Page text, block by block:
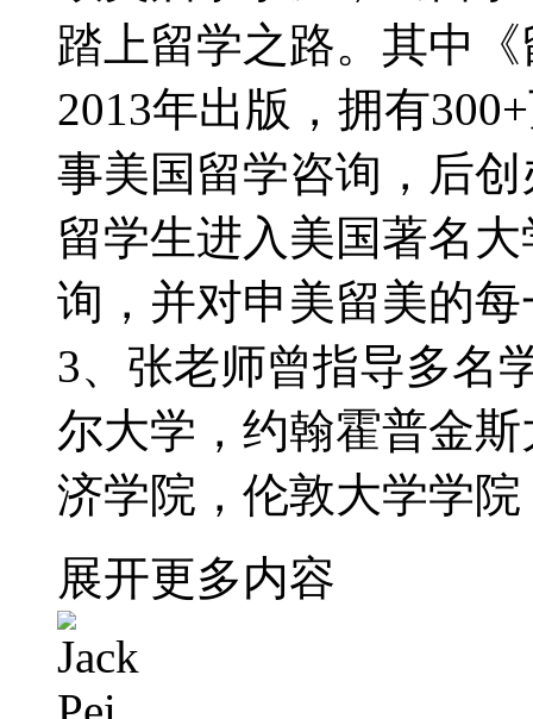
踏上留学之路。其中
2013年出版，拥有
事美国留学咨询，后
留学生进入美国著名
询，并对申美留美的
3、张老师曾指导多名
尔大学，约翰霍普金
济学院，伦敦大学学
展开更多内容